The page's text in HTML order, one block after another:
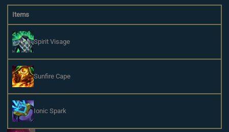
Items
Spirit Visage
Sunfire Cape
Ionic Spark